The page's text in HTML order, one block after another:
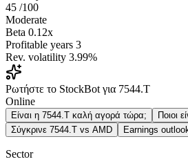
45 /100
Moderate
Beta 0.12x
Profitable years 3
Rev. volatility 3.99%
Ρωτήστε το StockBot για 7544.T
Online
Είναι η 7544.T καλή αγορά τώρα;
Ποιοι
Σύγκρινε 7544.T vs AMD
Earnings
Sector